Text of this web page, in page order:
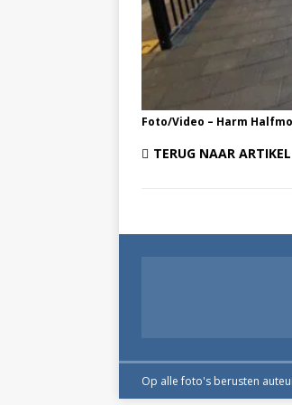
Foto/Video – Harm
TERUG NAAR ARTIKEL
Op alle foto's berusten